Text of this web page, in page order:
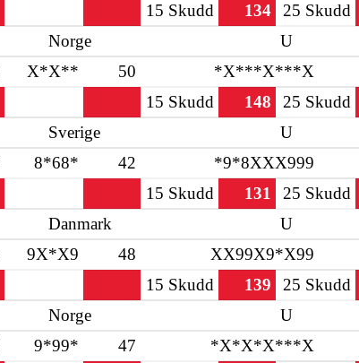
15 Skudd
134 25 Skudd
Norge
U
X*X** 50 *X***X***X
15 Skudd
148 25 Skudd
Sverige
U
8*68* 42 *9*8XXX999
15 Skudd
131 25 Skudd
Danmark
U
9X*X9 48 XX99X9*X99
15 Skudd
139 25 Skudd
Norge
U
9*99* 47 *X*X*X***X